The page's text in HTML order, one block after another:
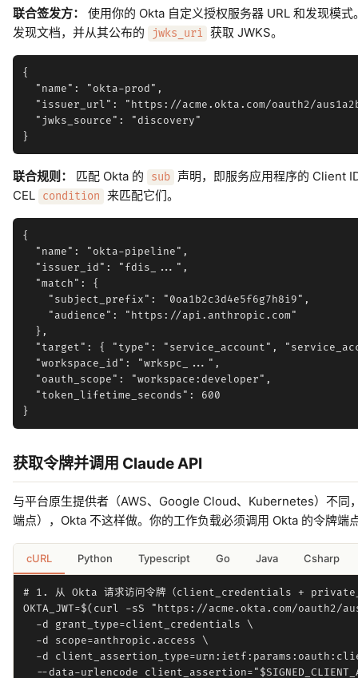
联合签发方：
使用你的 Okta 自定义授权服务器 URL 和发现模
发现文档，并从其公布的
jwks_uri 获取 JWKS。
{
  "name": "okta-prod",
"issuer_url": "https://acme.okta.com/oauth2/
  "jwks_source": "discovery"
联合规则： 匹配 Okta 的 sub
声明，即服务应用程序的 Client
CEL
condition 来匹配它们。
{
  "name": "okta-pipeline",
  "issuer_id": "fdis_...",
  "match": {
    "subject_prefix": "0oa1b2c3d4e5f6g7h8i9",
    "audience": "https://api.anthropic.com"
  },
"target": { "type": "service_account",
  "workspace_id": "wrkspc_...",
  "oauth_scope": "workspace:developer",
  "token_lifetime_seconds": 600
获取令牌并调用 Claude API
与平台原生提供者（AWS、Google Cloud、Kubernetes）不同
端点），Okta 不这样做。你的工作负载必须调用 Okta 的令牌
cURL Python Typescript Go Java Csharp
# 1. 从 Okta 请求访问令牌（client_credentials +
OKTA_JWT=$(curl -sS "https://acme.okta.com/oauth2/
  -d grant_type=client_credentials \
  -d scope=anthropic.access \
-d
--data-urlencode